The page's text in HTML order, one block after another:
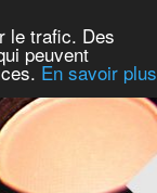
le trafic. Des
peuvent
En savoir plus